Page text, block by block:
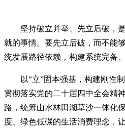
坚持破立并举、先立后破，
就的事情。要先立后破，而不能
统发展路径依赖，构建系统完备
以“立”固本强基，构建刚性
贯彻落实党的二十届四中全会精
路，统筹山水林田湖草沙一体化
度、绿色低碳的生活消费理念，